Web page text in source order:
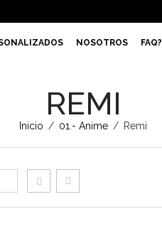
NOSOTROS FAQ?
REMI
Inicio / 01.- Anime / Remi